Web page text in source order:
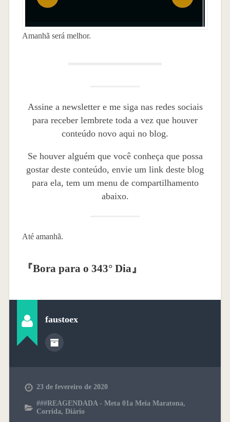
Amanhã será melhor.
Assine a newsletter e me siga nas redes sociais
para receber lembrete toda a vez que houver
conteúdo novo aqui no blog.
Se houver alguém que você conheça que possa
gostar deste conteúdo, envie um link deste blog
para ela, tem um menu de compartilhamento
abaixo.
Até amanhã.
『Bora para o 343° Dia』
faustoex
23 de fevereiro de 2020
###REAGENDADA - Meta 01a Meia Maratona,
Corrida, Diário